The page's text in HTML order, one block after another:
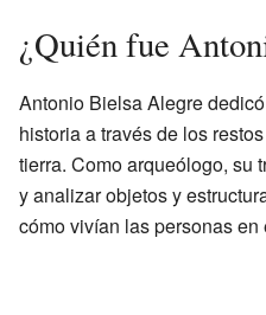
¿Quién fue
Antonio Bielsa Alegre
historia a través de los
tierra. Como arqueólogo, su
y analizar objetos y
cómo vivían las personas en